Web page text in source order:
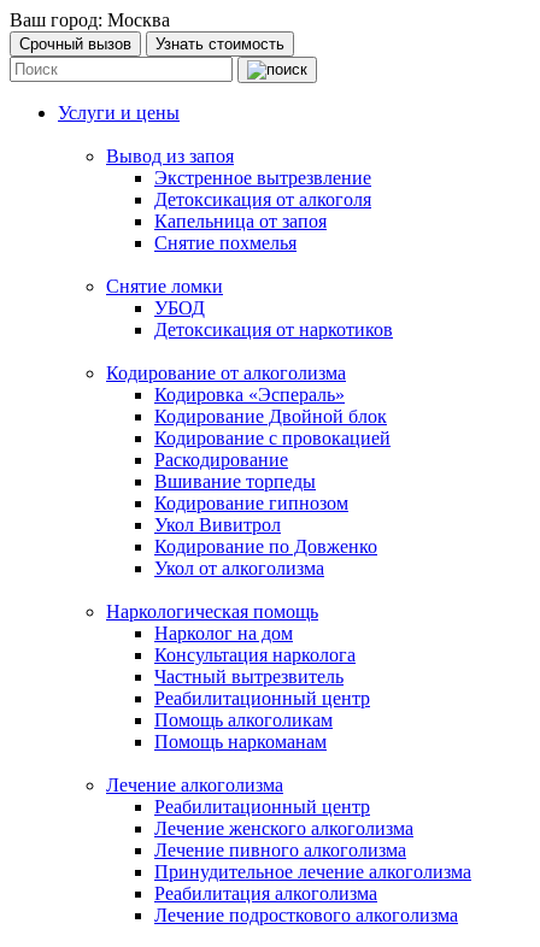
Ваш город: Москва
Срочный вызов Узнать стоимость
Услуги и цены
Вывод из запоя
Экстренное вытрезвление
Детоксикация от алкоголя
Капельница от запоя
Снятие похмелья
Снятие ломки
УБОД
Детоксикация от наркотиков
Кодирование от алкоголизма
Кодировка «Эспераль»
Кодирование Двойной блок
Кодирование с провокацией
Раскодирование
Вшивание торпеды
Кодирование гипнозом
Укол Вивитрол
Кодирование по Довженко
Укол от алкоголизма
Наркологическая помощь
Нарколог на дом
Консультация нарколога
Частный вытрезвитель
Реабилитационный центр
Помощь алкоголикам
Помощь наркоманам
Лечение алкоголизма
Реабилитационный центр
Лечение женского алкоголизма
Лечение пивного алкоголизма
Принудительное лечение алкоголизма
Реабилитация алкоголизма
Лечение подросткового алкоголизма